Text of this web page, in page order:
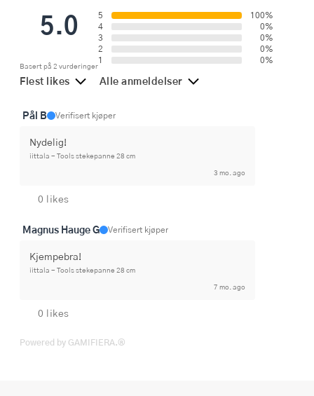
5.0
Basert på 2 vurderinger
5
100%
4
0%
3
0%
2
0%
1
0%
Flest likes Alle anmeldelser
Pål B Verifisert kjøper
Nydelig!
iittala - Tools stekepanne 28 cm
3 mo. ago
0 likes
Magnus Hauge G Verifisert kjøper
Kjempebra!
iittala - Tools stekepanne 28 cm
7 mo. ago
0 likes
Powered by GAMIFIERA.®